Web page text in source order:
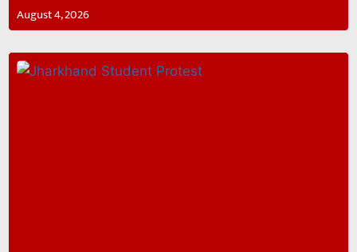
August 4, 2026